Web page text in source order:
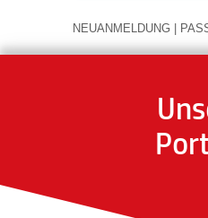
NEUANMELDUNG |